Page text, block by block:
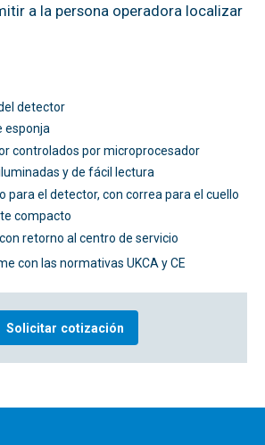
a la persona operadora localizar
detector
esponja
controlados por microprocesador
y de fácil lectura
para el detector, con correa para el cuello
compacto
retorno al centro de servicio
con las normativas UKCA y CE
Solicitar cotización